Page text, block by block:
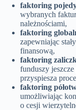
faktoring
wybranych
należnościami,
faktoring
zapewniając
finansową,
faktoring
funduszy
przyspiesza
faktoring
umożliwiając
o cesji